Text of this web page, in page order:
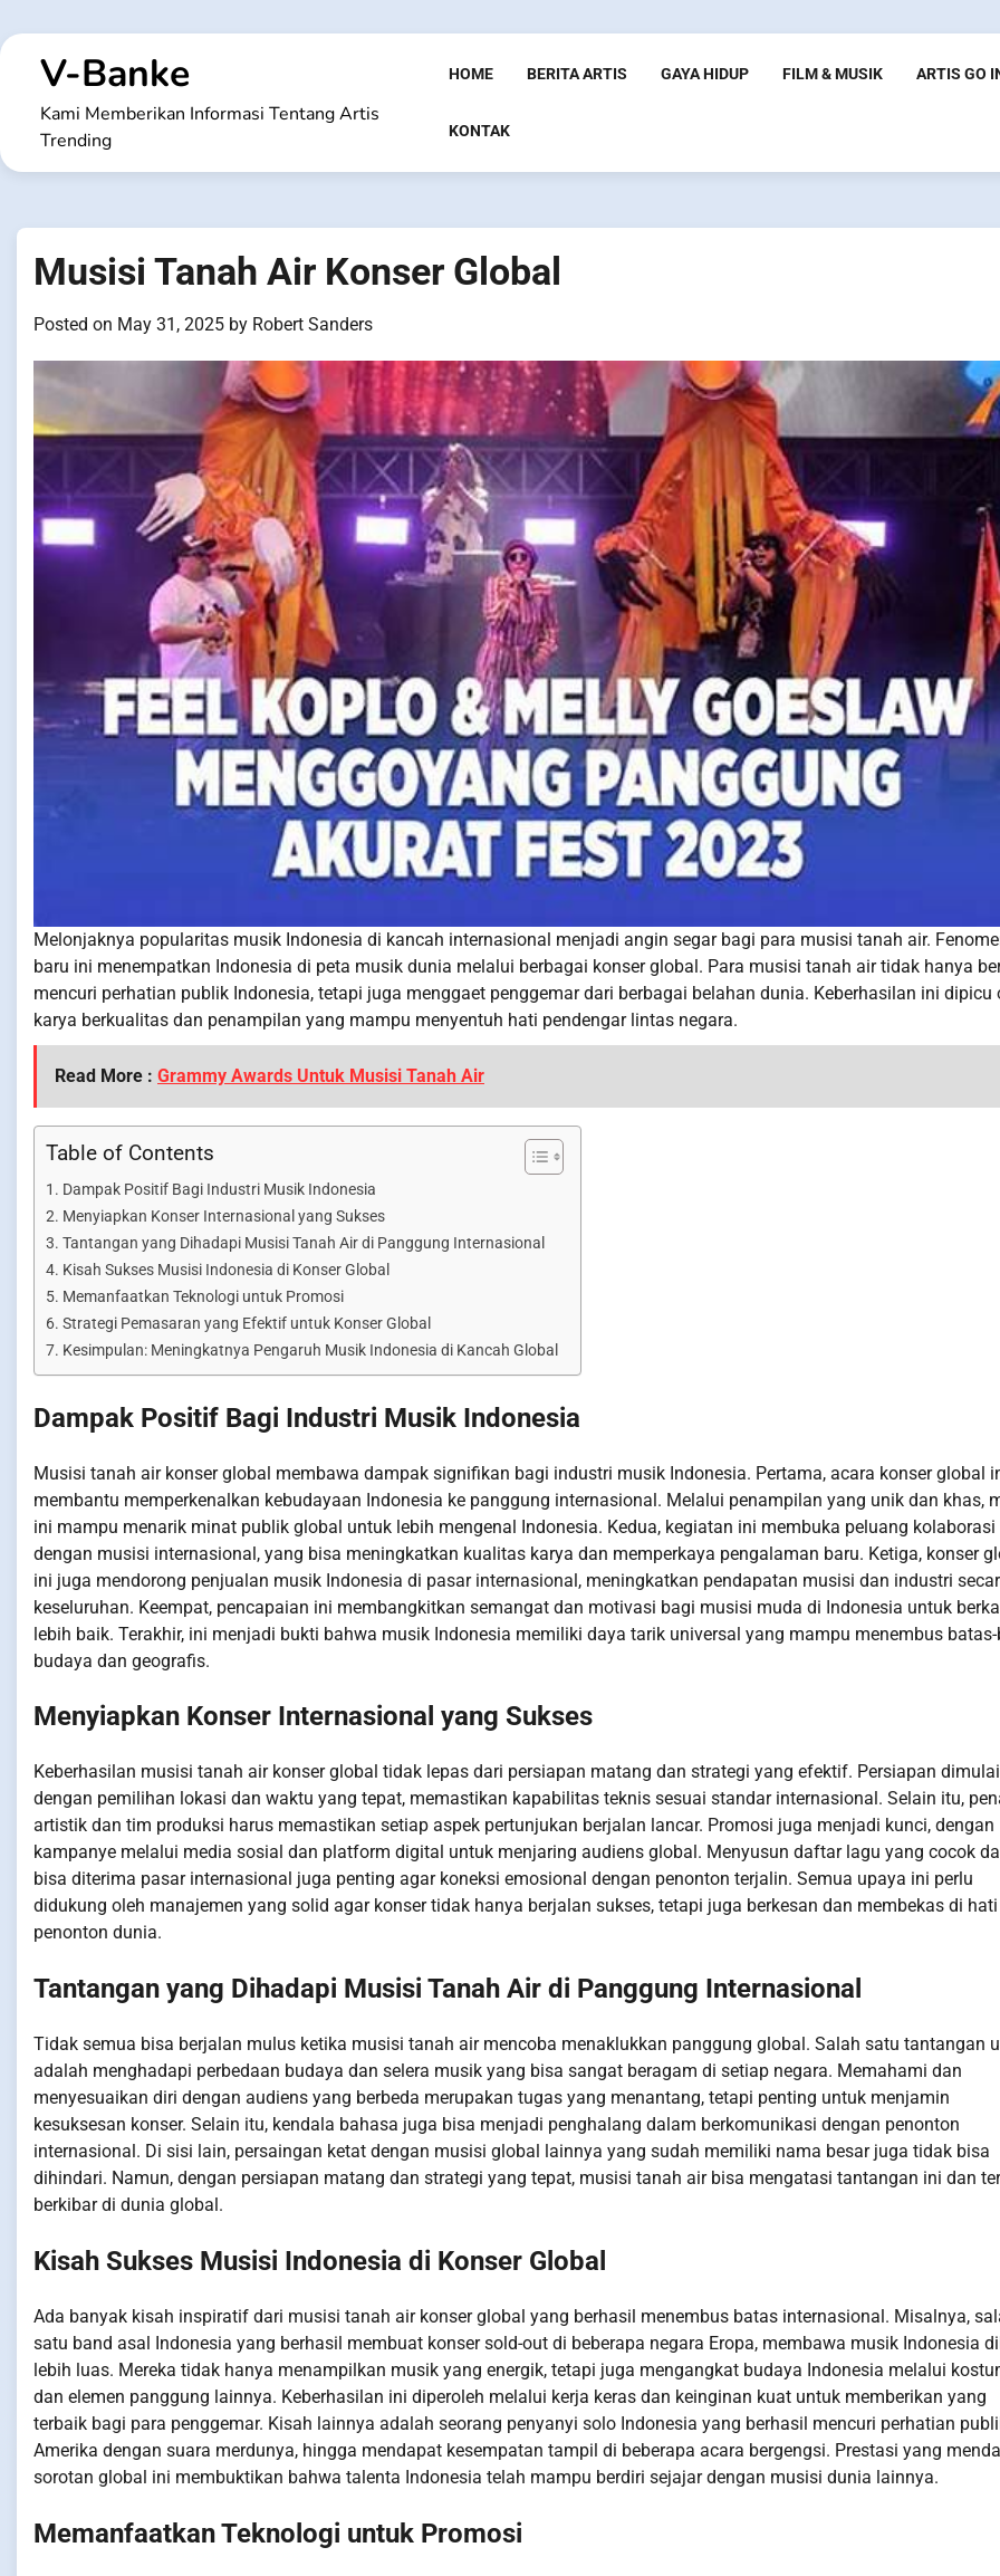
to
contentV-Banke
Kami Memberikan Informasi Tentang Artis
Trending
HOME BERITA ARTIS GAYA HIDUP FILM & MUSIK ARTIS GO
KONTAK
Musisi Tanah Air Konser Global
Posted on May 31, 2025 by Robert Sanders
Melonjaknya popularitas musik Indonesia di kancah internasional menjadi angin segar bagi para musisi tanah air.
baru ini menempatkan Indonesia di peta musik dunia melalui berbagai konser global. Para musisi tanah air tidak hanya
mencuri perhatian publik Indonesia, tetapi juga menggaet penggemar dari berbagai belahan dunia. Keberhasilan ini dipicu
karya berkualitas dan penampilan yang mampu menyentuh hati pendengar lintas negara.
Read More : Grammy Awards Untuk Musisi Tanah Air
Table of Contents
Dampak Positif Bagi Industri Musik Indonesia
Menyiapkan Konser Internasional yang Sukses
Tantangan yang Dihadapi Musisi Tanah Air di Panggung Internasional
Kisah Sukses Musisi Indonesia di Konser Global
Memanfaatkan Teknologi untuk Promosi
Strategi Pemasaran yang Efektif untuk Konser Global
Kesimpulan: Meningkatnya Pengaruh Musik Indonesia di Kancah Global
Dampak Positif Bagi Industri Musik Indonesia
Musisi tanah air konser global membawa dampak signifikan bagi industri musik Indonesia. Pertama, acara konser global
membantu memperkenalkan kebudayaan Indonesia ke panggung internasional. Melalui penampilan yang unik dan khas,
ini mampu menarik minat publik global untuk lebih mengenal Indonesia. Kedua, kegiatan ini membuka peluang kolaborasi
dengan musisi internasional, yang bisa meningkatkan kualitas karya dan memperkaya pengalaman baru. Ketiga, konser
ini juga mendorong penjualan musik Indonesia di pasar internasional, meningkatkan pendapatan musisi dan industri
keseluruhan. Keempat, pencapaian ini membangkitkan semangat dan motivasi bagi musisi muda di Indonesia untuk
lebih baik. Terakhir, ini menjadi bukti bahwa musik Indonesia memiliki daya tarik universal yang mampu menembus
budaya dan geografis.
Menyiapkan Konser Internasional yang Sukses
Keberhasilan musisi tanah air konser global tidak lepas dari persiapan matang dan strategi yang efektif. Persiapan dimulai
dengan pemilihan lokasi dan waktu yang tepat, memastikan kapabilitas teknis sesuai standar internasional. Selain itu,
artistik dan tim produksi harus memastikan setiap aspek pertunjukan berjalan lancar. Promosi juga menjadi kunci, dengan
kampanye melalui media sosial dan platform digital untuk menjaring audiens global. Menyusun daftar lagu yang cocok
bisa diterima pasar internasional juga penting agar koneksi emosional dengan penonton terjalin. Semua upaya ini perlu
didukung oleh manajemen yang solid agar konser tidak hanya berjalan sukses, tetapi juga berkesan dan membekas di hati
penonton dunia.
Tantangan yang Dihadapi Musisi Tanah Air di Panggung Internasional
Tidak semua bisa berjalan mulus ketika musisi tanah air mencoba menaklukkan panggung global. Salah satu tantangan
adalah menghadapi perbedaan budaya dan selera musik yang bisa sangat beragam di setiap negara. Memahami dan
menyesuaikan diri dengan audiens yang berbeda merupakan tugas yang menantang, tetapi penting untuk menjamin
kesuksesan konser. Selain itu, kendala bahasa juga bisa menjadi penghalang dalam berkomunikasi dengan penonton
internasional. Di sisi lain, persaingan ketat dengan musisi global lainnya yang sudah memiliki nama besar juga tidak bisa
dihindari. Namun, dengan persiapan matang dan strategi yang tepat, musisi tanah air bisa mengatasi tantangan ini dan
berkibar di dunia global.
Kisah Sukses Musisi Indonesia di Konser Global
Ada banyak kisah inspiratif dari musisi tanah air konser global yang berhasil menembus batas internasional. Misalnya,
satu band asal Indonesia yang berhasil membuat konser sold-out di beberapa negara Eropa, membawa musik Indonesia
lebih luas. Mereka tidak hanya menampilkan musik yang energik, tetapi juga mengangkat budaya Indonesia melalui
dan elemen panggung lainnya. Keberhasilan ini diperoleh melalui kerja keras dan keinginan kuat untuk memberikan yang
terbaik bagi para penggemar. Kisah lainnya adalah seorang penyanyi solo Indonesia yang berhasil mencuri perhatian
Amerika dengan suara merdunya, hingga mendapat kesempatan tampil di beberapa acara bergengsi. Prestasi yang
sorotan global ini membuktikan bahwa talenta Indonesia telah mampu berdiri sejajar dengan musisi dunia lainnya.
Memanfaatkan Teknologi untuk Promosi